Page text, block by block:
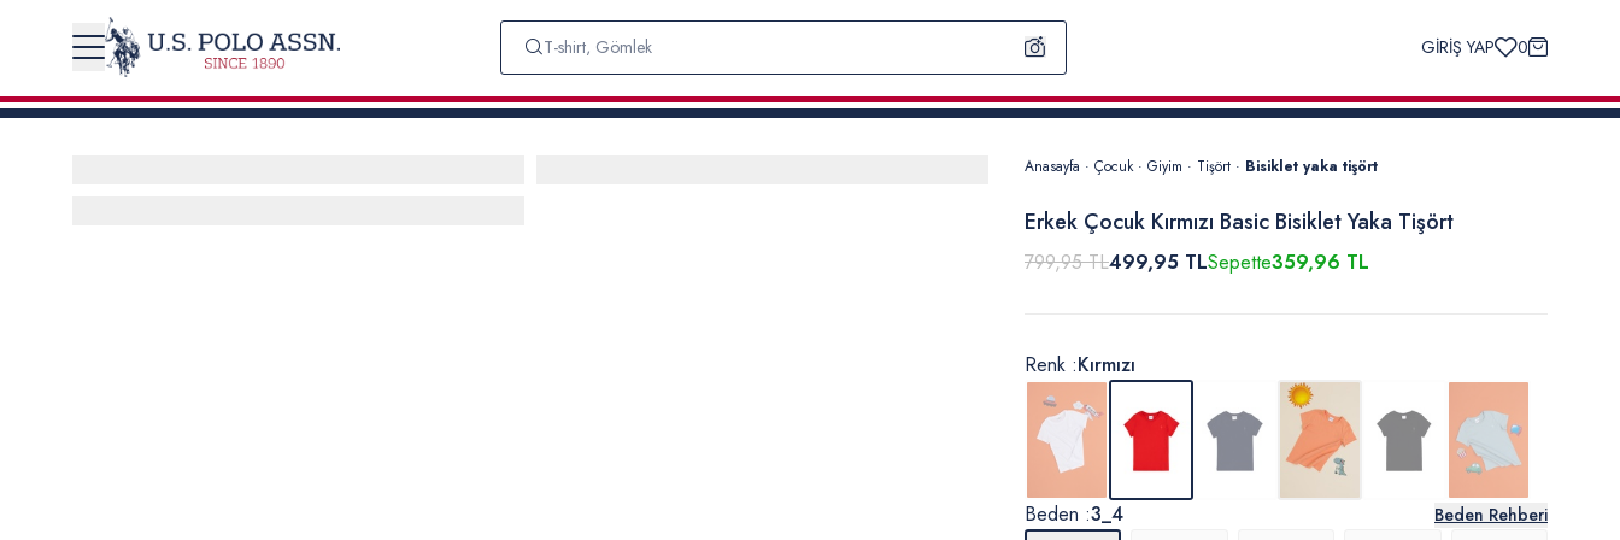
GİRİŞ YAP 0
Anasayfa · Çocuk · Giyim · Tişört · Bisiklet yaka tişört
Erkek Çocuk Kırmızı Basic Bisiklet Yaka Tişört
799,95 TL499,95 TLSepette359,96 TL
Beden :3_4
Beden Rehberi
Renk :Kırmızı